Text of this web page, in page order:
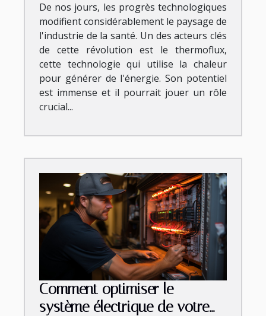
De nos jours, les progrès technologiques
modifient considérablement le paysage de
l'industrie de la santé. Un des acteurs clés
de cette révolution est le thermoflux,
cette technologie qui utilise la chaleur
pour générer de l'énergie. Son potentiel
est immense et il pourrait jouer un rôle
crucial...
Comment optimiser le
système électrique de votre